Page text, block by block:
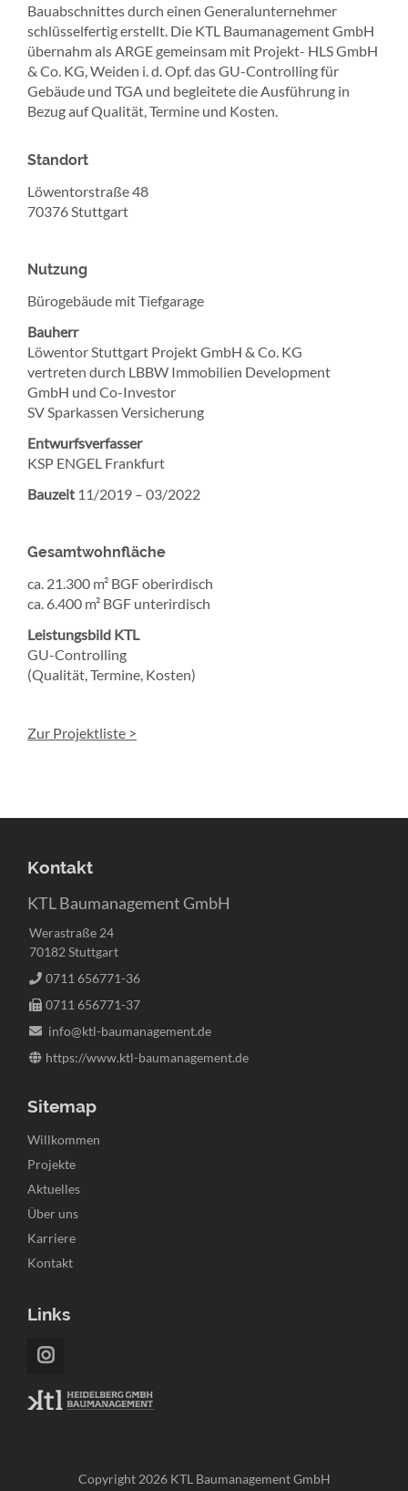
Bauabschnittes durch einen Generalunternehmer
schlüsselfertig erstellt. Die KTL Baumanagement GmbH
übernahm als ARGE gemeinsam mit Projekt- HLS GmbH
& Co. KG, Weiden i. d. Opf. das GU-Controlling für
Gebäude und TGA und begleitete die Ausführung in
Bezug auf Qualität, Termine und Kosten.
Standort
Löwentorstraße 48
70376 Stuttgart
Nutzung
Bürogebäude mit Tiefgarage
Bauherr
Löwentor Stuttgart Projekt GmbH & Co. KG
vertreten durch LBBW Immobilien Development
GmbH und Co-Investor
SV Sparkassen Versicherung
Entwurfsverfasser
KSP ENGEL Frankfurt
Bauzeit 11/2019 – 03/2022
Gesamtwohnfläche
ca. 21.300 m² BGF oberirdisch
ca. 6.400 m² BGF unterirdisch
Leistungsbild KTL
GU-Controlling
(Qualität, Termine, Kosten)
Zur Projektliste >
Kontakt
KTL Baumanagement GmbH
Werastraße 24
70182 Stuttgart
0711 656771-36
0711 656771-37
info@ktl-baumanagement.de
https://www.ktl-baumanagement.de
Sitemap
Navigation
überspringen
Willkommen
Projekte
Aktuelles
Über uns
Karriere
Kontakt
Links
Copyright 2026 KTL Baumanagement GmbH